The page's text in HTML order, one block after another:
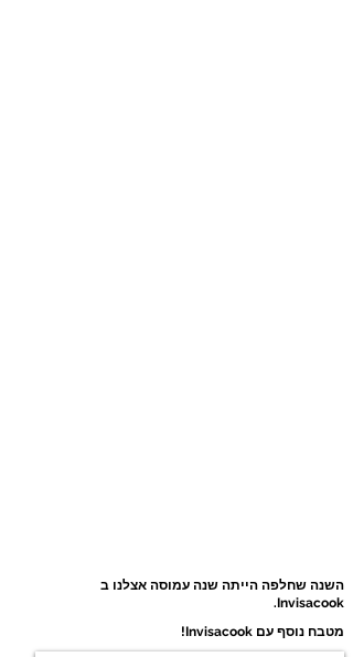
השנה שחלפה הייתה שנה עמוסה אצלנו ב
Invisacook.
מטבח נוסף עם Invisacook!